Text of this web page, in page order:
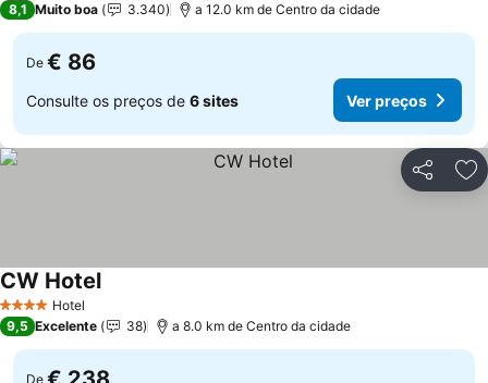
8,1 Muito boa 3.340 a 12.0 km de Centro da cidade
De € 86
Consulte os preços de 6 sites Ver preços
Partilhar
4 EstrelasHotel
CW Hotel
9,5 Excelente 38 a 8.0 km de Centro da cidade
De